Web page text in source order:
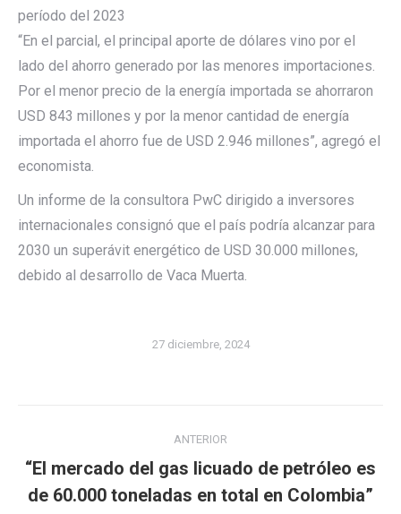
período del 2023
“En el parcial, el principal aporte de dólares vino por el
lado del ahorro generado por las menores importaciones.
Por el menor precio de la energía importada se ahorraron
USD 843 millones y por la menor cantidad de energía
importada el ahorro fue de USD 2.946 millones”, agregó el
economista.
Un informe de la consultora PwC dirigido a inversores
internacionales consignó que el país podría alcanzar para
2030 un superávit energético de USD 30.000 millones,
debido al desarrollo de Vaca Muerta.
27 diciembre, 2024
entre
publicaciones
ANTERIOR
Publicación
anterior:
“El mercado del gas licuado de petróleo es
de 60.000 toneladas en total en Colombia”